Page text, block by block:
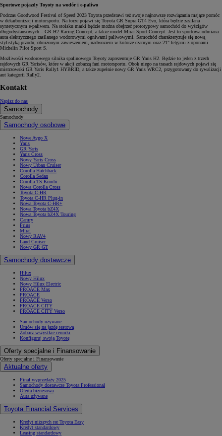
Sportowe pojazdy Toyoty na wodór i e-paliwo
Podczas Goodwood Festival of Speed 2023 Toyota przedstawi też swoje najnowsze rozwiązania mające pomóc
w dekarbonizacji motorsportu. Na torze pojawi się Toyota GR Supra GT4 Evo, która będzie zasilana
syntetycznym e-paliwem. Na stoisku marki będzie można obejrzeć prototypowy samochód do wyścigów
długodystansowych – GR H2 Racing Concept, a także model Mirai Sport Concept. Jest to sportowa odmiana
auta elektrycznego zasilanego wodorowymi ogniwami paliwowymi. Samochód charakteryzuje się nową
stylistyką przodu, obniżonym zawieszeniem, nadwoziem w kolorze czarnym oraz 21" felgami z oponami
Michelin Pilot Sport S.
Możliwości wodorowego silnika spalinowego Toyoty zaprezentuje GR Yaris H2. Będzie to jeden z trzech
rajdowych GR Yarisów, które w akcji zobaczą fani motorsportu. Obok niego na trasach rajdowych pojawi się
mistrzowski GR Yaris Rally1 HYBRID, a także zupełnie nowy GR Yaris WRC2, przygotowany do rywalizacji
aut kategorii Rally2.
Kontakt
Napisz do nas
Samochody
Samochody
Samochody osobowe
Nowe Aygo X
Yaris
GR Yaris
Yaris Cross
Nowy Yaris Cross
Nowy Urban Cruiser
Corolla Hatchback
Corolla Sedan
Corolla TS Kombi
Nowa Corolla Cross
Toyota C-HR
Toyota C-HR Plug-in
Nowa Toyota C-HR+
Nowa Toyota bZ4X
Nowa Toyota bZ4X Touring
Camry
Prius
Mirai
Nowy RAV4
Land Cruiser
Nowy GR GT
Samochody dostawcze
Hilux
Nowy Hilux
Nowy Hilux Electric
PROACE Max
PROACE
PROACE Verso
PROACE CITY
PROACE CITY Verso
Samochody używane
Umów się na jazdę testową
Zobacz wszystkie cenniki
Konfiguruj swoją Toyotę
Oferty specjalne i Finansowanie
Oferty specjalne i Finansowanie
Aktualne oferty
Finał wyprzedaży 2025
Samochody dostawcze Toyota Professional
Oferta biznesowa
Auta używane
Toyota Financial Services
Kredyt niższych rat Toyota Easy
Kredyt standardowy
Leasing standardowy